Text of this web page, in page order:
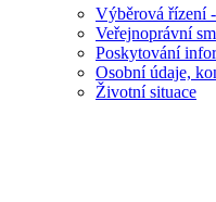
Výběrová řízení
Veřejnoprávní
Poskytování
Osobní údaje,
Životní situace